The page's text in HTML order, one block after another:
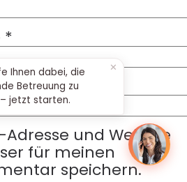
*
und Website
für meinen
speichern.
✕
Ihnen dabei, die
Betreuung zu
jetzt starten.